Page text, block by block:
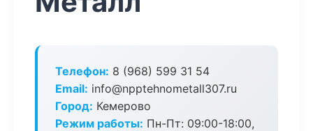
Телефон: 8 (968) 599 31 54
Email: info@npptehnometall307.ru
Город: Кемерово
Режим работы: Пн-Пт: 09:00-18:00,